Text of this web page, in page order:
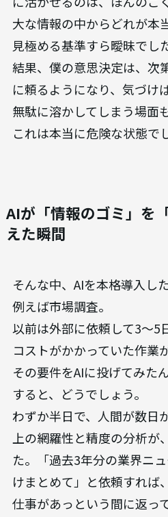
大な情報の中からどれが本
見極める基準すら曖昧でし
結果、僕の意思決定は、次
に頼るようになり、気づけ
無駄に溶かしてしまう場面
これは本当に危険な状態で
AIが「情報のゴミ」を
えた瞬間
そんな中、AIを本格導入し
例えば市場調査。
以前は外部に依頼して3〜5
コストがかかっていた作業
その要件をAIに投げてみたん
すると、どうでしょう。
わずか半日で、人間が数日
上の網羅性と精度の分析が
た。「過去3年分の業界ニ
けまとめて」と依頼すれば
仕事があっという間に返っ